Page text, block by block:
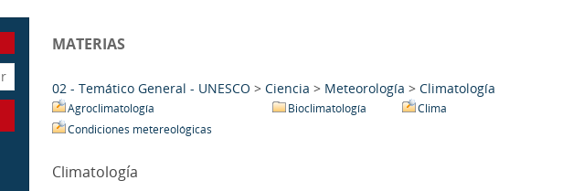
MATERIAS
02 - Temático General - UNESCO > Ciencia > Meteorología > Climatología
Agroclimatología Bioclimatología
Clima
Condiciones metereológicas
Climatología